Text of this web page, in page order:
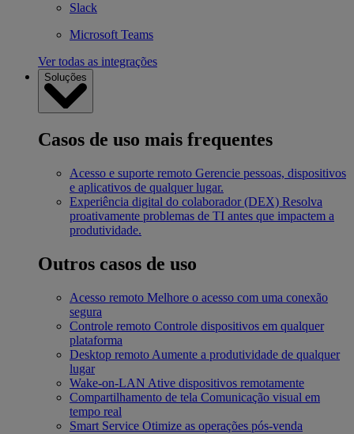
Slack
Microsoft Teams
Ver todas as integrações
Soluções
Casos de uso mais frequentes
Acesso e suporte remoto Gerencie pessoas, dispositivos
e aplicativos de qualquer lugar.
Experiência digital do colaborador (DEX) Resolva
proativamente problemas de TI antes que impactem a
produtividade.
Outros casos de uso
Acesso remoto Melhore o acesso com uma conexão
segura
Controle remoto Controle dispositivos em qualquer
plataforma
Desktop remoto Aumente a produtividade de qualquer
lugar
Wake-on-LAN Ative dispositivos remotamente
Compartilhamento de tela Comunicação visual em
tempo real
Smart Service Otimize as operações pós-venda